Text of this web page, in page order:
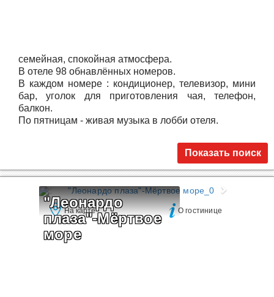
семейная, спокойная атмосфера.
В отеле 98 обнавлённых номеров.
В каждом номере : кондиционер, телевизор, мини
бар, уголок для приготовления чая, телефон,
балкон.
По пятницам - живая музыка в лобби отеля.
Показать поиск
"Леонардо
плаза"-Мёртвое
море
На карте О гостинице